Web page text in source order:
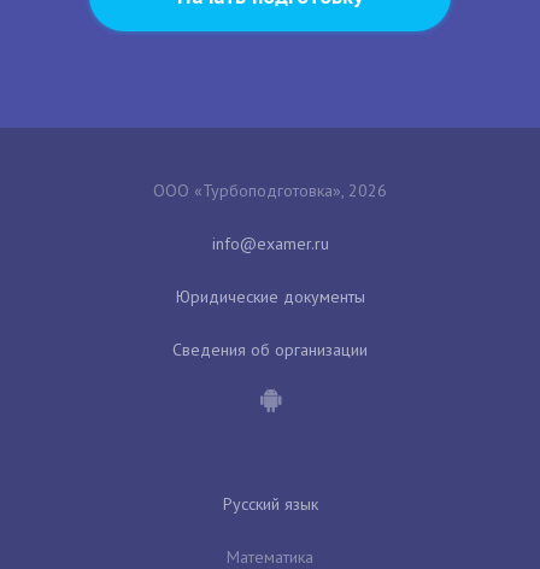
ООО «Турбоподготовка», 2026
Юридические документы
Сведения об организации
Русский язык
Математика